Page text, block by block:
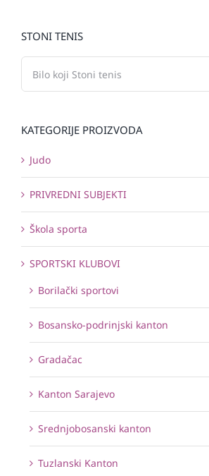
STONI TENIS
KATEGORIJE PROIZVODA
Judo
PRIVREDNI SUBJEKTI
Škola sporta
SPORTSKI KLUBOVI
Borilački sportovi
Bosansko-podrinjski kanton
Gradačac
Kanton Sarajevo
Srednjobosanski kanton
Tuzlanski Kanton